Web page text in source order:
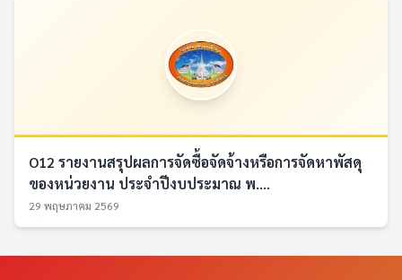
O12 รายงานสรุปผลการจัดซื้อจัดจ้างหรือการจัดหาพัสดุ
ของหน่วยงาน ประจำปีงบประมาณ พ....
29 พฤษภาคม 2569